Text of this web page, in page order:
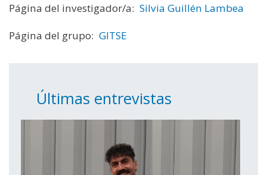
Página del investigador/a: Silvia Guillén Lambea
Página del grupo: GITSE
Últimas entrevistas